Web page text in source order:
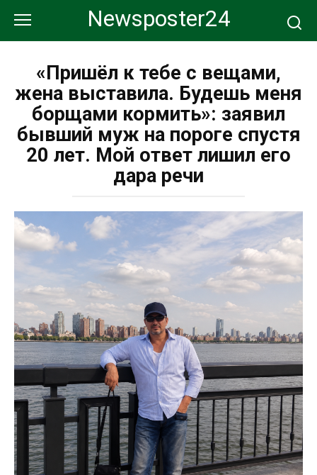
контенту
Newsposter24
«Пришёл к тебе с вещами,
жена выставила. Будешь меня
борщами кормить»: заявил
бывший муж на пороге спустя
20 лет. Мой ответ лишил его
дара речи